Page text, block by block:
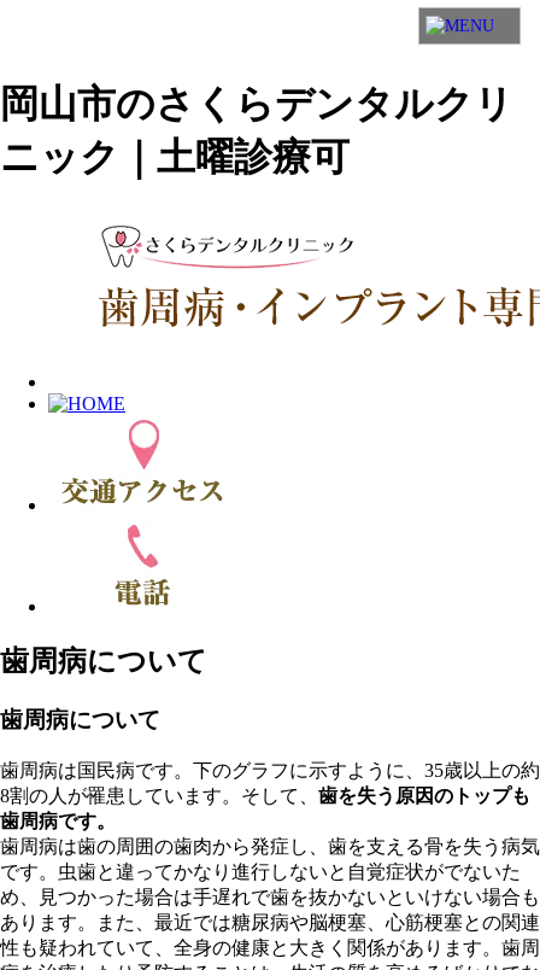
岡山市のさくらデンタルクリ
ニック｜土曜診療可
歯周病について
歯周病について
歯周病は国民病です。下のグラフに示すように、35歳以上の約
8割の人が罹患しています。そして、 歯を失う原因のトップも
歯周病です。
歯周病は歯の周囲の歯肉から発症し、歯を支える骨を失う病気
です。虫歯と違ってかなり進行しないと自覚症状がでないた
め、見つかった場合は手遅れで歯を抜かないといけない場合も
あります。また、最近では糖尿病や脳梗塞、心筋梗塞との関連
性も疑われていて、全身の健康と大きく関係があります。歯周